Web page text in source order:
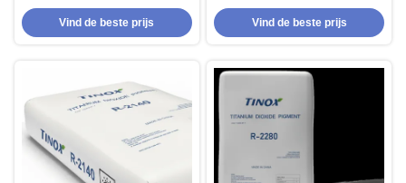
White Powder 25kg
Vind de beste prijs
Dioxide TINOX A-2380 voor
toepassingen in rubber en
keramiek
Vind de beste prijs